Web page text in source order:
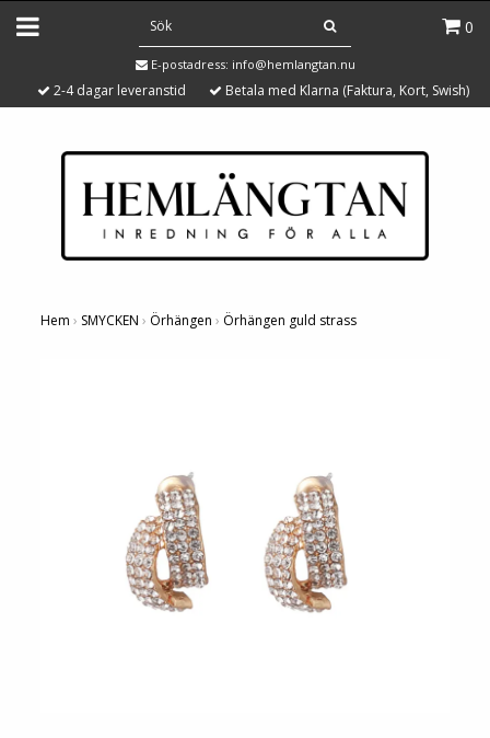
0
E-postadress: info@hemlangtan.nu
2-4 dagar leveranstid Betala med Klarna (Faktura, Kort, Swish)
Hem › SMYCKEN › Örhängen › Örhängen guld strass